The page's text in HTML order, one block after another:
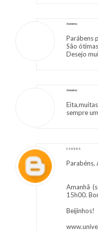
Anônimo
Parábens
São
Desejo
Anônimo
sempre
SANDRA
Parabéns,
Amanhã
15h00.
Beijinhos!